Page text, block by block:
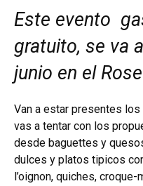
Este evento
gratuito, se va
junio en el
Van a estar presentes
vas a tentar con los
desde baguettes y
dulces y platos tipicos
l’oignon, quiches,